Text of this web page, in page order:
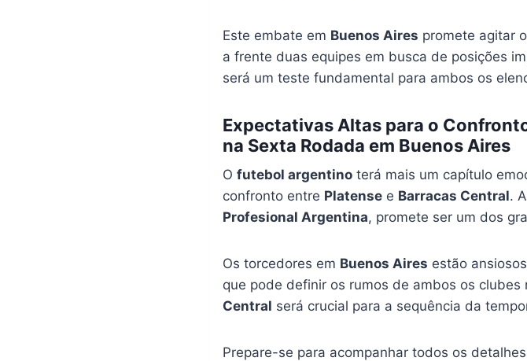
Este embate em Buenos Aires promete agitar
a frente duas equipes em busca de posições
será um teste fundamental para ambos os
Expectativas Altas para o
na Sexta Rodada em Buenos Aires
O futebol argentinoterá mais um capítulo
confronto entre Platensee Barracas Central.
Profesional Argentina, promete ser um dos
Os torcedores em Buenos Aires estão
que pode definir os rumos de ambos os clubes
Central será crucial para a sequência da
Prepare-se para acompanhar todos os